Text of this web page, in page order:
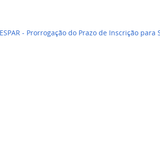
- Prorrogação do Prazo de Inscrição